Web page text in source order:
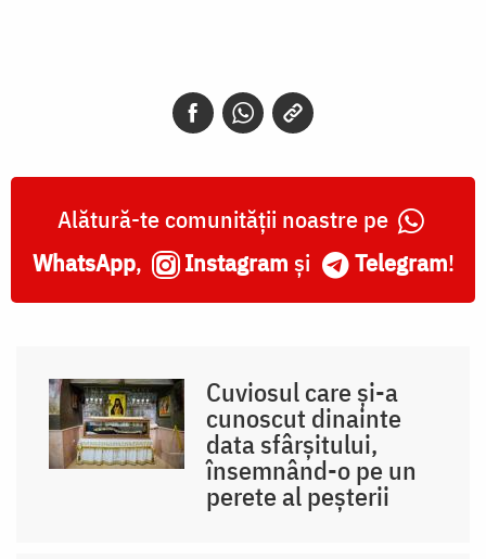
Alătură-te comunității noastre pe
WhatsApp, Instagram și Telegram!
Cuviosul care și-a
cunoscut dinainte
data sfârșitului,
însemnând-o pe un
perete al peșterii